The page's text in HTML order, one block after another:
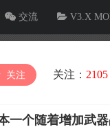
交流 V3.X
关注 关注： 2105
一个随着增加武